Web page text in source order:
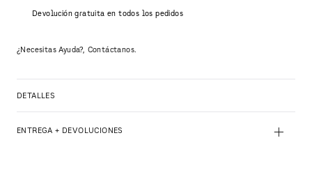
Devolución gratuita en todos los pedidos
¿Necesitas Ayuda?, Contáctanos.
DETALLES
ENTREGA + DEVOLUCIONES +